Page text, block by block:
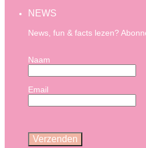
NEWS
News, fun & facts lezen?
Naam
Email